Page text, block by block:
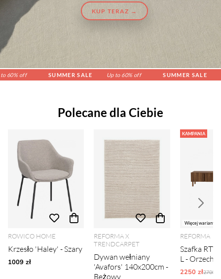
KUP TERAZ →
off SUMMER SALE Up to 60% off SUMMER SALE Up to
Polecane dla Ciebie
ROWICO HOME
Krzesło 'Haley' - Szary
1009 zł
REFORMA X
TRENDCARPET
Dywan wełniany
'Avafors' 140x200cm -
Beżowy
KAMPANIA
Więcej wariantów
REFORMA
Szafka
L - Orzech
2250 zł2700 zł